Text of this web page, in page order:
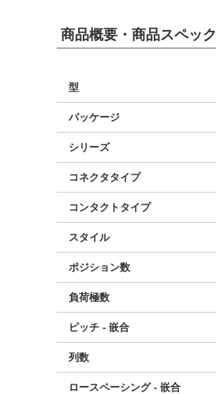
商品概要・商品スペック
型
パッケージ
シリーズ
コネクタタイプ
コンタクトタイプ
スタイル
ポジション数
負荷極数
ピッチ - 嵌合
列数
ロースペーシング - 嵌合